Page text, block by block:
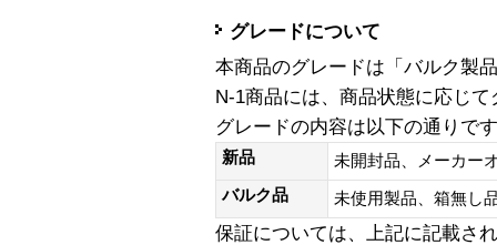
グレードについて
本商品のグレードは「バルク製
N-1商品には、商品状態に応じ
グレードの内容は以下の通りで
新品
未開封品、メーカー
バルク品
未使用製品、箱無
保証については、上記に記載さ